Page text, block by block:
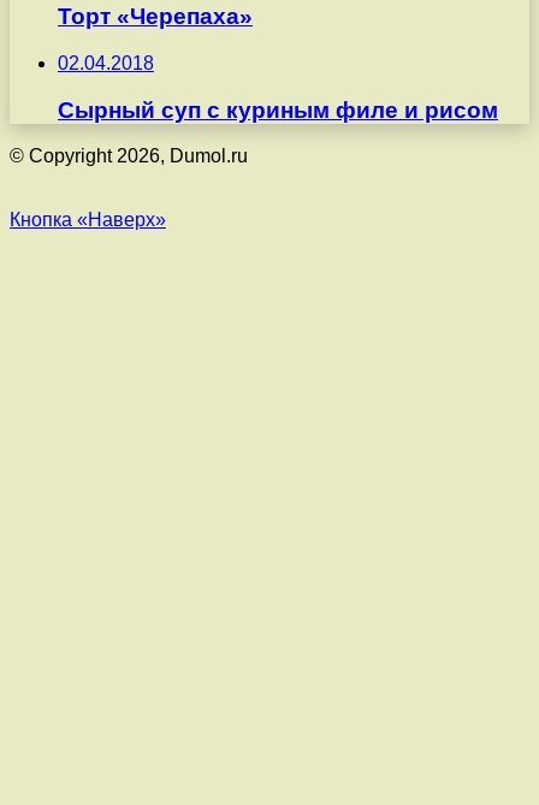
Торт «Черепаха»
02.04.2018
Сырный суп с куриным филе и рисом
© Copyright 2026, Dumol.ru
Кнопка «Наверх»